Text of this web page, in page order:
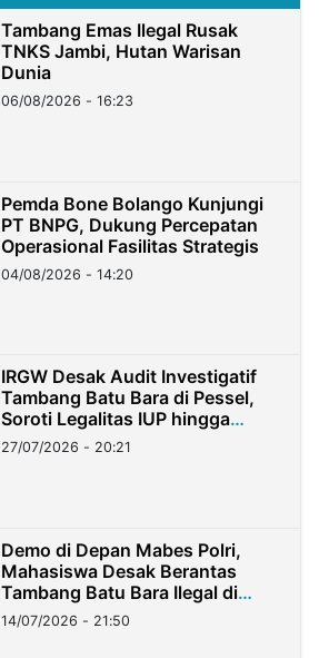
Tambang Emas Ilegal Rusak
TNKS Jambi, Hutan Warisan
Dunia
06/08/2026 - 16:23
Pemda Bone Bolango Kunjungi
PT BNPG, Dukung Percepatan
Operasional Fasilitas Strategis
04/08/2026 - 14:20
IRGW Desak Audit Investigatif
Tambang Batu Bara di Pessel,
Soroti Legalitas IUP hingga
Stockpile
27/07/2026 - 20:21
Demo di Depan Mabes Polri,
Mahasiswa Desak Berantas
Tambang Batu Bara Ilegal di
Lampung
14/07/2026 - 21:50